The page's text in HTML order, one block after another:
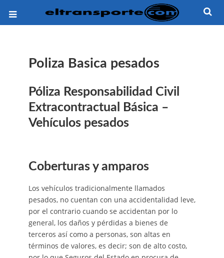
Poliza Basica pesados
Póliza Responsabilidad Civil
Extracontractual Básica –
Vehículos pesados
Coberturas y amparos
Los vehículos tradicionalmente llamados
pesados, no cuentan con una accidentalidad leve,
por el contrario cuando se accidentan por lo
general, los daños y pérdidas a bienes de
terceros así como a personas, son altas en
términos de valores, es decir; son de alto costo,